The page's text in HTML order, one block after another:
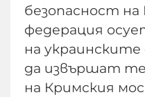
безопасност на
федерация
на украинските
да извършат
на Кримския